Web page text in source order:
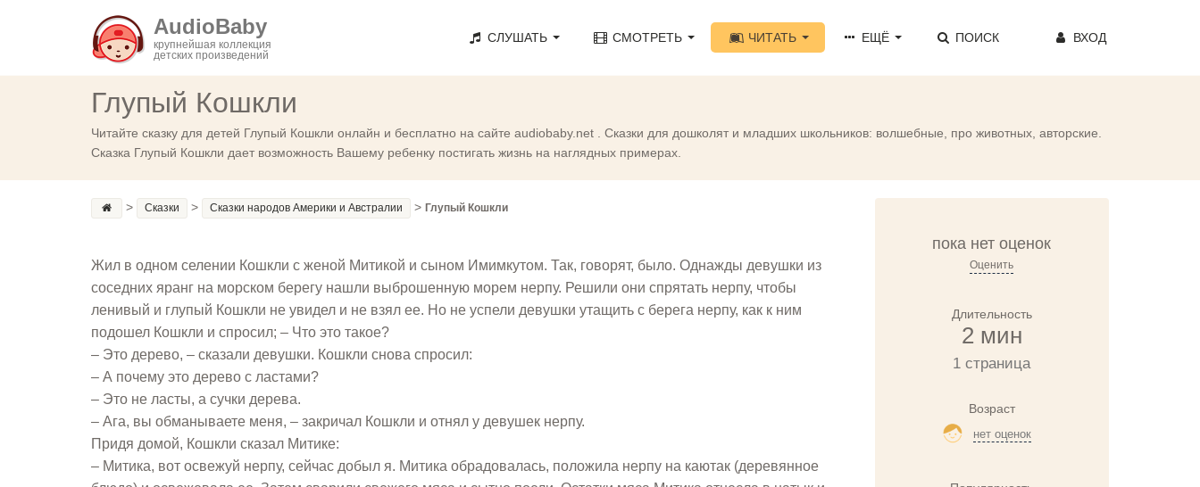
AudioBaby
крупнейшая коллекция
детских произведений
СЛУШАТЬ СМОТРЕТЬ ЧИТАТЬ ЕЩЁ ПОИСК ВХОД
Глупый Кошкли
Читайте сказку для детей Глупый Кошкли онлайн и бесплатно на сайте audiobaby.net . Сказки для дошколят и младших школьников: волшебные, про животных, авторские.
Сказка Глупый Кошкли дает возможность Вашему ребенку постигать жизнь на наглядных примерах.
> Сказки > Сказки народов Америки и Австралии > Глупый Кошкли
Жил в одном селении Кошкли с женой Митикой и сыном Имимкутом. Так, говорят, было. Однажды девушки из
соседних яранг на морском берегу нашли выброшенную морем нерпу. Решили они спрятать нерпу, чтобы
ленивый и глупый Кошкли не увидел и не взял ее. Но не успели девушки утащить с берега нерпу, как к ним
подошел Кошкли и спросил; – Что это такое?
– Это дерево, – сказали девушки. Кошкли снова спросил:
– А почему это дерево с ластами?
– Это не ласты, а сучки дерева.
– Ага, вы обманываете меня, – закричал Кошкли и отнял у девушек нерпу.
Придя домой, Кошкли сказал Митике:
– Митика, вот освежуй нерпу, сейчас добыл я. Митика обрадовалась, положила нерпу на каютак (деревянное
пока нет оценок
Оценить
Длительность
2 мин
1 страница
Возраст
нет оценок